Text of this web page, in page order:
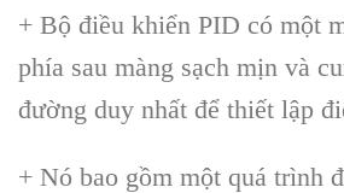
+ Bộ điều khiển PID có một
phía sau màng sạch mịn và
đường duy nhất để thiết lập
+ Nó bao gồm một quá trình